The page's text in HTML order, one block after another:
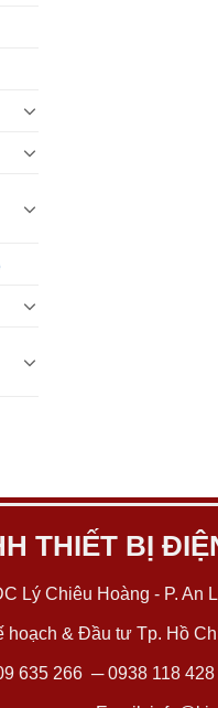
THIẾT BỊ
Lý Chiêu Hoàng - P. An
hoạch & Đầu tư Tp. Hồ
635 266─0938 118 428